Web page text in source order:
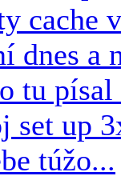
cache
dnes a
tu
set up
túžo...